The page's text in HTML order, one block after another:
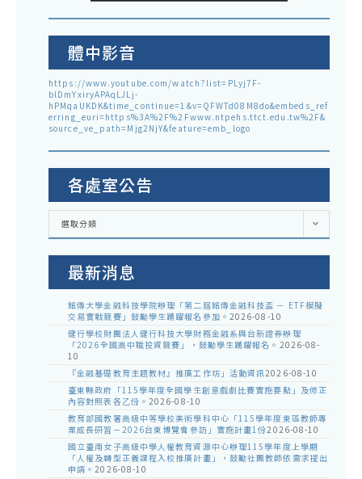
體中影音
https://www.youtube.com/watch?list=PLyj7F-
blDmYxiryAPAqLJLj-
hPMqaUKDK&time_continue=1&v=QFWTd08M8do&embeds_ref
erring_euri=https%3A%2F%2Fwww.ntpehs.ttct.edu.tw%2F&
source_ve_path=Mjg2NjY&feature=emb_logo
各處室公告
各
室
選取分類
最新消息
銘傳大學金融科技學院辦理「第二屆銘傳金融科技盃 － ETF模擬
交易實戰競賽」鼓勵學生踴躍報名參加。 2026-08-10
健行學校財團法人健行科技大學財務金融系與台新證券辦理
「2026全國高中職投資競賽」，鼓勵學生踴躍報名。 2026-08-
10
『金融基礎教育主題教材』推廣工作坊」活動資訊2026-08-10
臺東縣政府「115學年度全國學生創意戲劇比賽實施要點」及修正
內容對照表各乙份。 2026-08-10
教育部國教署高級中等學校美術學科中心「115學年度東區教師專
業成長研習－2026台東博覽會參訪」實施計畫1份2026-08-10
國立臺南女子高級中學人權教育資源中心辦理115學年度上學期
「人權及轉型正義課程入校推廣計畫」，鼓勵社團教師依需求提出
申請。2026-08-10